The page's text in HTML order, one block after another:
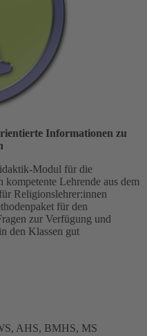
Informationen zu
Modul für die
Lehrende aus dem
Religionslehrer:innen
für den
zur Verfügung und
den Klassen gut
AHS, BMHS, MS